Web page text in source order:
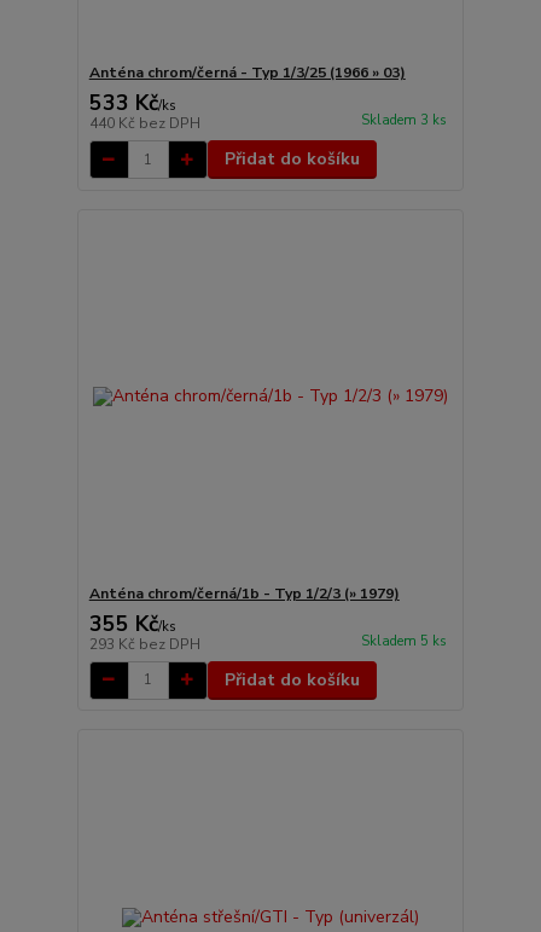
Anténa chrom/černá - Typ 1/3/25 (1966 » 03)
533 Kč/ks
440 Kč bez DPH Skladem 3 ks
Přidat do košíku
Anténa chrom/černá/1b - Typ 1/2/3 (» 1979)
355 Kč/ks
293 Kč bez DPH Skladem 5 ks
Přidat do košíku